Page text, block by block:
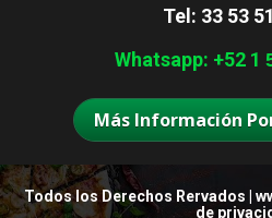
Tel: 33 53
Whatsapp: +52 1
Más Información
Todos los Derechos Rervados |
de